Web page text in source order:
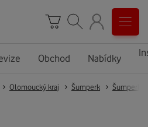
Obchod Nabídky
Olomoucký kraj Šumperk Šumperk